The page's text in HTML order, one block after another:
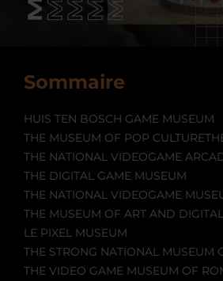
Sommaire
HUIS TEN BOSCH GAME MUSEUM
THE MUSEUM OF POP CULTURE
THE NATIONAL VIDEOGAME
THE DIGITAL GAME MUSEUM
THE NATIONAL VIDEOGAME
THE MUSEUM OF ART AND
LE PIXEL MUSEUM
THE STRONG NATIONAL MUSEUM
THE VIDEO GAME MUSEUM OF